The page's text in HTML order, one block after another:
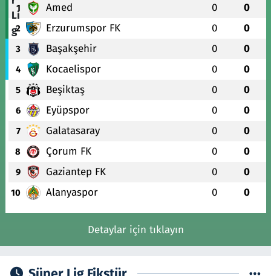
1 Amed 0 0
2 Erzurumspor FK 0 0
3 Başakşehir 0 0
4 Kocaelispor 0 0
5 Beşiktaş 0 0
6 Eyüpspor 0 0
7 Galatasaray 0 0
8 Çorum FK 0 0
9 Gaziantep FK 0 0
10 Alanyaspor 0 0
Detaylar için tıklayın